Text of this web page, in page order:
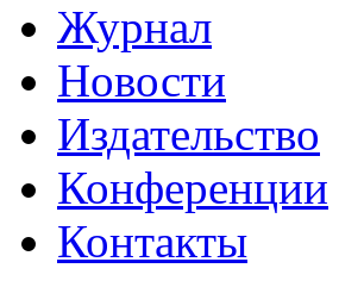
Журнал
Новости
Издательство
Конференции
Контакты